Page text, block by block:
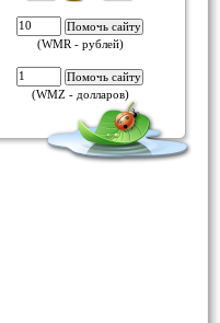
(WMR - рублей)
(WMZ - долларов)